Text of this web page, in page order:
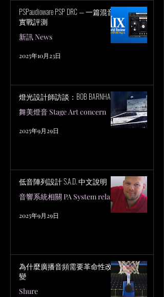
PSPaudioware PSP DRC — 一篇混音
實戰評測
新訊 News
2025年10月23日
燈光設計師訪談：BOB BARNHART
舞美燈音 Stage Art concern
2025年9月29日
低音陣列設計 S.A.D. 中文說明
音響系統相關 PA System related
2025年9月29日
為什麼廣播音頻需要革命性改
變
Shure